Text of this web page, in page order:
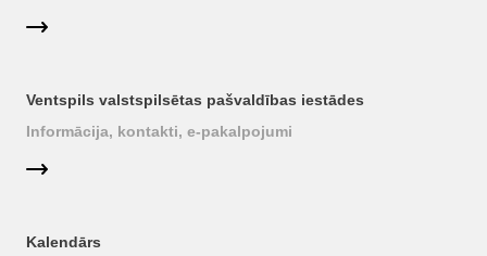
Ventspils valstspilsētas pašvaldības iestādes
Informācija, kontakti, e-pakalpojumi
Kalendārs